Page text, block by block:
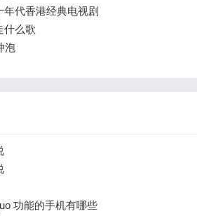
代香港经典电视剧
什么歌
泡
功能的手机有哪些